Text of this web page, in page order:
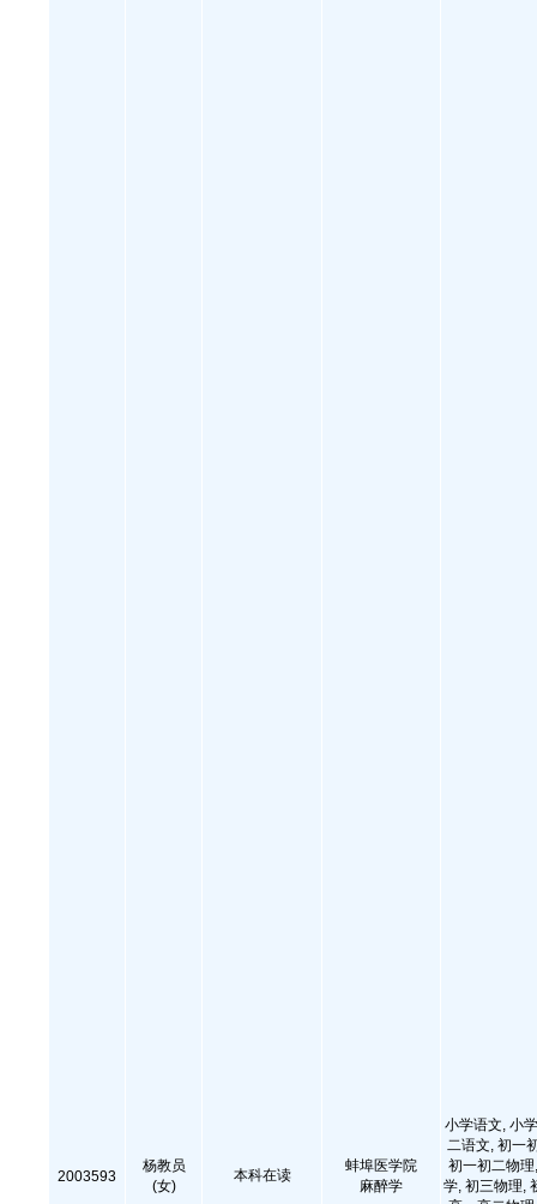
2003593
杨教员
(女)
本科在读
蚌埠医学院
麻醉学
小学语文, 小
二语文, 初一
初一初二物
学, 初三物理,